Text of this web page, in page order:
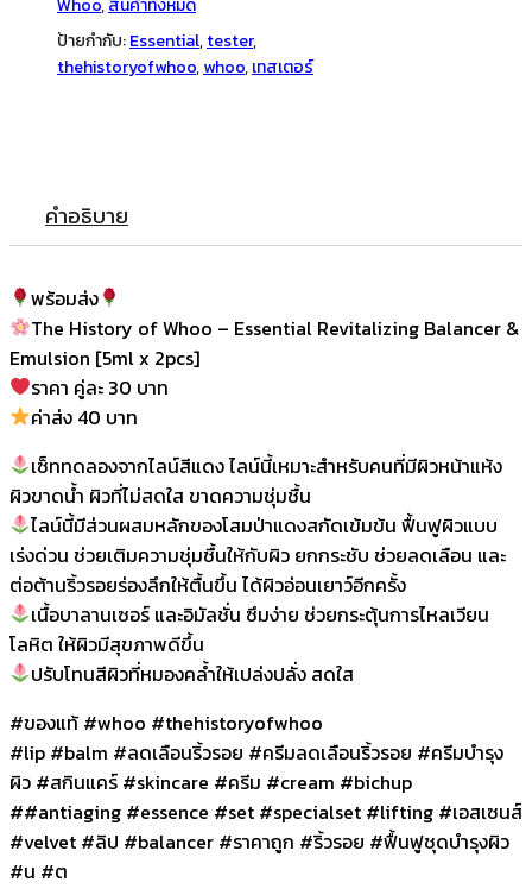
[5ml
x
ป้ายกำกับ:Essential,tester,
thehistoryofwhoo,whoo,เทสเตอร์
คำอธิบาย
พร้อมส่ง
The History of Whoo – Essential Revitalizing Balancer &
Emulsion [5ml x 2pcs]
ราคา คู่ละ 30 บาท
ค่าส่ง 40 บาท
เซ็ททดลองจากไลน์สีแดง ไลน์นี้เหมาะสำหรับคนที่มีผิวหน้าแห้ง
ผิวขาดน้ำ ผิวที่ไม่สดใส ขาดความชุ่มชื้น
ไลน์นี้มีส่วนผสมหลักของโสมป่าแดงสกัดเข้มข้น ฟื้นฟูผิวแบบ
เร่งด่วน ช่วยเติมความชุ่มชื้นให้กับผิว ยกกระชับ ช่วยลดเลือน และ
ต่อต้านริ้วรอยร่องลึกให้ตื้นขึ้น ได้ผิวอ่อนเยาว์อีกครั้ง
เนื้อบาลานเซอร์ และอิมัลชั่น ซึมง่าย ช่วยกระตุ้นการไหลเวียน
โลหิต ให้ผิวมีสุขภาพดีขึ้น
ปรับโทนสีผิวที่หมองคล้ำให้เปล่งปลั่ง สดใส
#ของแท้ #whoo #thehistoryofwhoo
#lip #balm #ลดเลือนริ้วรอย #ครีมลดเลือนริ้วรอย #ครีมบำรุง
ผิว #สกินแคร์ #skincare #ครีม #cream #bichup
##antiaging #essence #set #specialset #lifting #เอสเซนส์
#velvet #ลิป #balancer #ราคาถูก #ริ้วรอย #ฟื้นฟูชุดบำรุงผิว
#น #ต